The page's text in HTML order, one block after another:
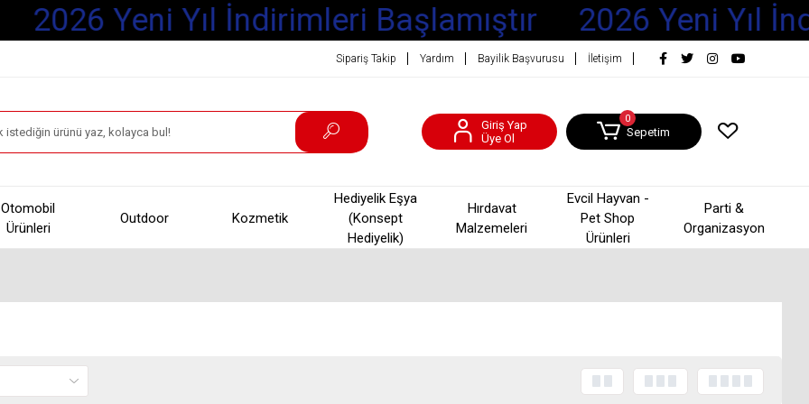
2026 Yeni Yıl İndirimleri Başlamıştır 2026 Yeni Yıl
Sipariş Takip Yardım Bayilik Başvurusu İletişim
Giriş Yap
Üye Ol
0
Sepetim
Otomobil
Ürünleri
Outdoor Kozmetik
Hediyelik Eşya
(Konsept
Hediyelik)
Hırdavat
Malzemeleri
Evcil Hayvan -
Pet Shop
Ürünleri
Parti &
Organizasyon